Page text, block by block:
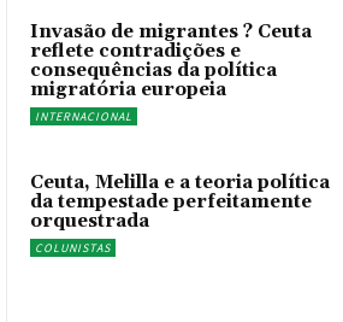
Invasão de migrantes ? Ceuta
reflete contradições e
consequências da política
migratória europeia
INTERNACIONAL
Ceuta, Melilla e a teoria política
da tempestade perfeitamente
orquestrada
COLUNISTAS